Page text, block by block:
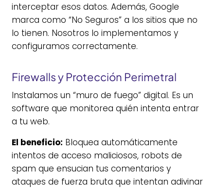
interceptar esos datos. Además, Google
marca como “No Seguros” a los sitios que no
lo tienen. Nosotros lo implementamos y
configuramos correctamente.
Firewalls y Protección Perimetral
Instalamos un “muro de fuego” digital. Es un
software que monitorea quién intenta entrar
a tu web.
El beneficio: Bloquea automáticamente
intentos de acceso maliciosos, robots de
spam que ensucian tus comentarios y
ataques de fuerza bruta que intentan adivinar